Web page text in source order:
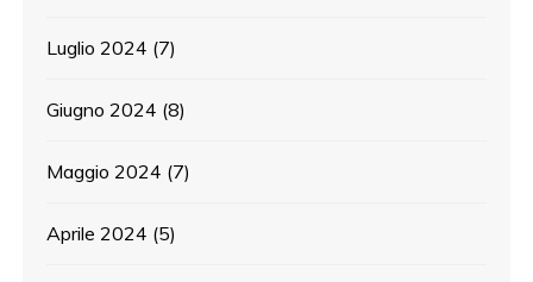
Luglio 2024 (7)
Giugno 2024 (8)
Maggio 2024 (7)
Aprile 2024 (5)